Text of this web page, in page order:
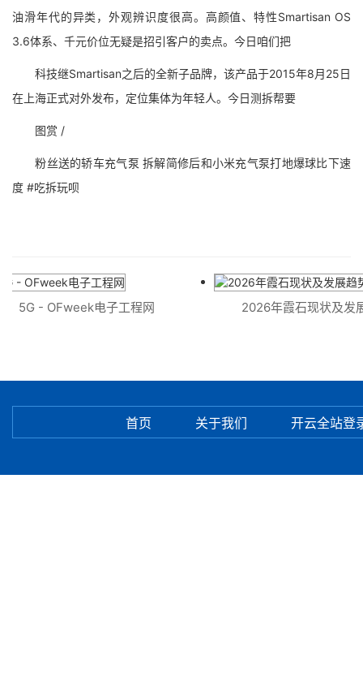
油滑年代的异类，外观辨识度很高。高颜值、特性Smartisan OS
3.6体系、千元价位无疑是招引客户的卖点。今日咱们把
科技继Smartisan之后的全新子品牌，该产品于2015年8月25日
在上海正式对外发布，定位集体为年轻人。今日测拆帮要
图赏 /
粉丝送的轿车充气泵 拆解简修后和小米充气泵打地爆球比下速
度 #吃拆玩呗
5G - OFweek电子工程网 2026年霞石现状及发展
首页 关于我们 开云全站登